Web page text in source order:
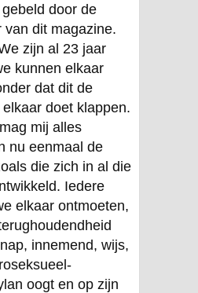
door de
van dit magazine.
zijn al 23 jaar
kunnen elkaar
dat dit de
doet klappen.
mij alles
nu eenmaal de
die zich in al die
Iedere
elkaar ontmoeten,
innemend, wijs,
oogt en op zijn